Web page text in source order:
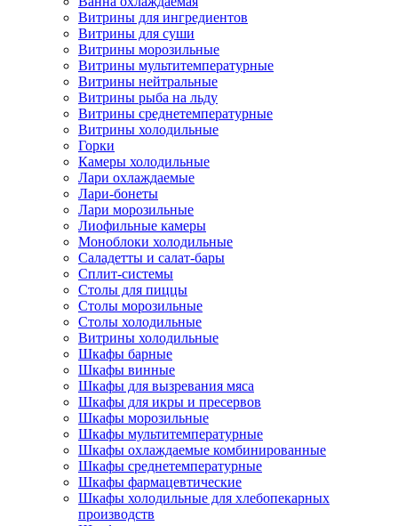
Витрины для ингредиентов
Витрины для суши
Витрины морозильные
Витрины мультитемпературные
Витрины нейтральные
Витрины рыба на льду
Витрины среднетемпературные
Витрины холодильные
Горки
Камеры холодильные
Лари охлаждаемые
Лари-бонеты
Лари морозильные
Лиофильные камеры
Моноблоки холодильные
Саладетты и салат-бары
Сплит-системы
Столы для пиццы
Столы морозильные
Столы холодильные
Витрины холодильные
Шкафы барные
Шкафы винные
Шкафы для вызревания мяса
Шкафы для икры и пресервов
Шкафы морозильные
Шкафы мультитемпературные
Шкафы охлаждаемые комбинированные
Шкафы среднетемпературные
Шкафы фармацевтические
Шкафы холодильные для хлебопекарных
производств